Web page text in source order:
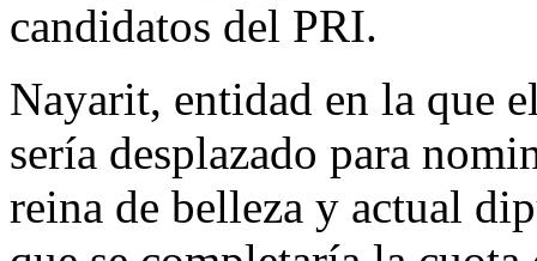
candidatos del PRI.
Nayarit, entidad en la que
sería desplazado para
reina de belleza y actual